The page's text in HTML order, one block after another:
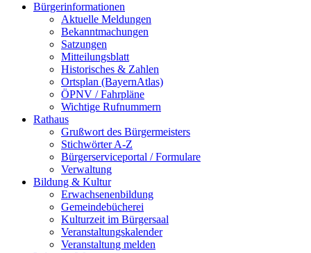
Bürgerinformationen
Aktuelle Meldungen
Bekanntmachungen
Satzungen
Mitteilungsblatt
Historisches & Zahlen
Ortsplan (BayernAtlas)
ÖPNV / Fahrpläne
Wichtige Rufnummern
Rathaus
Grußwort des Bürgermeisters
Stichwörter A-Z
Bürgerserviceportal / Formulare
Verwaltung
Bildung & Kultur
Erwachsenenbildung
Gemeindebücherei
Kulturzeit im Bürgersaal
Veranstaltungskalender
Veranstaltung melden